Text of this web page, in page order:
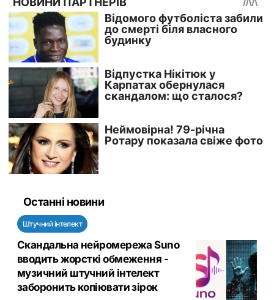
Останні новини
Штучний інтелект
Скандальна нейромережа Suno
вводить жорсткі обмеження -
музичний штучний інтелект
заборонить копіювати зірок